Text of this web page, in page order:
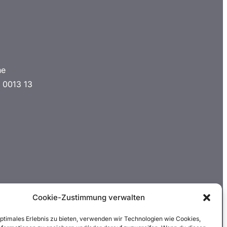
Cookie-Zustimmung verwalten
Erlebnis zu bieten, verwenden wir Technologien wie Cookies,
13
/ QR-Code